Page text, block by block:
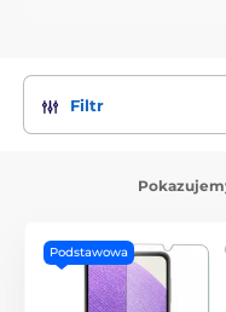
Filtr
Podstawowa